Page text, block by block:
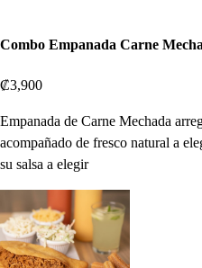
Combo Empanada Carne
₡3,900
Empanada de Carne Mechada
acompañado de fresco natural a
su salsa a elegir